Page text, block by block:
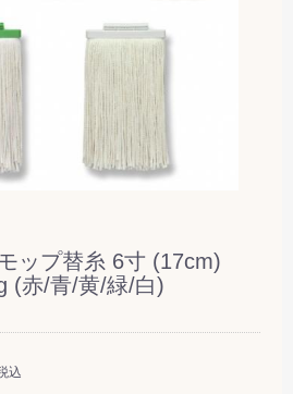
ップ替糸 6寸 (17cm)
(赤/青/黄/緑/白)
込